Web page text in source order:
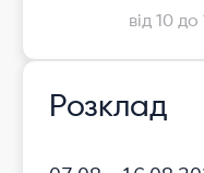
від 10
Розклад